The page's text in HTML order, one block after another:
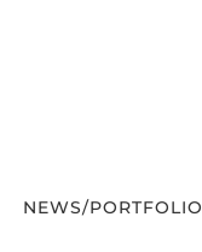
NEWS/PORTFOLIO